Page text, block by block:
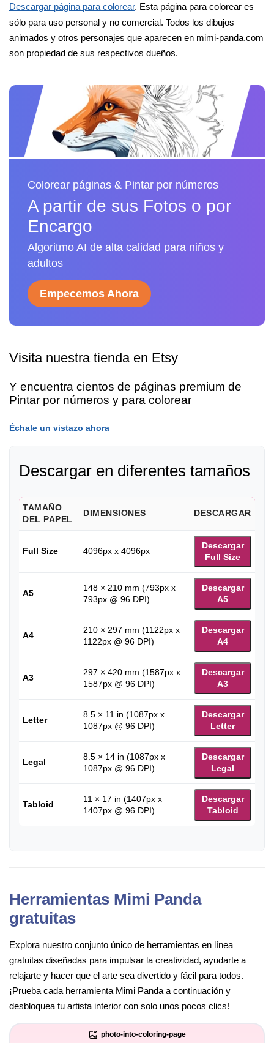
Descargar página para colorear. Esta página para colorear es
sólo para uso personal y no comercial. Todos los dibujos
animados y otros personajes que aparecen en mimi-panda.com
son propiedad de sus respectivos dueños.
Colorear páginas & Pintar por números
A partir de sus Fotos o por
Encargo
Algoritmo AI de alta calidad para niños y
adultos
Empecemos Ahora
Visita nuestra tienda en Etsy
Y encuentra cientos de páginas premium de
Pintar por números y para colorear
Échale un vistazo ahora
Descargar en diferentes tamaños
TAMAÑO
DEL PAPEL
DIMENSIONES DESCARGAR
Full Size 4096px x 4096px
Descargar
Full Size
A5
148 × 210 mm (793px x
793px @ 96 DPI)
Descargar
A5
A4
210 × 297 mm (1122px x
1122px @ 96 DPI)
Descargar
A4
A3
297 × 420 mm (1587px x
1587px @ 96 DPI)
Descargar
A3
Letter
8.5 × 11 in (1087px x
1087px @ 96 DPI)
Descargar
Letter
Legal
8.5 × 14 in (1087px x
1087px @ 96 DPI)
Descargar
Legal
Tabloid
11 × 17 in (1407px x
1407px @ 96 DPI)
Descargar
Tabloid
Herramientas Mimi Panda
gratuitas
Explora nuestro conjunto único de herramientas en línea
gratuitas diseñadas para impulsar la creatividad, ayudarte a
relajarte y hacer que el arte sea divertido y fácil para todos.
¡Prueba cada herramienta Mimi Panda a continuación y
desbloquea tu artista interior con solo unos pocos clics!
photo-into-coloring-page